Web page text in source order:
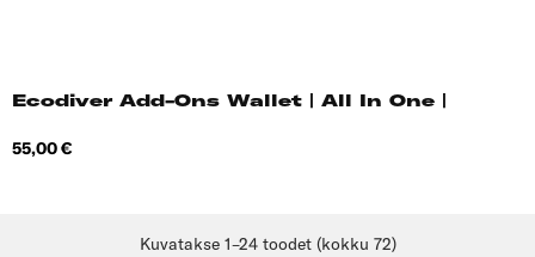
Ecodiver Add-Ons Wallet | All In One |
Hind
55,00 €
Kuvatakse 1–24 toodet (kokku 72)